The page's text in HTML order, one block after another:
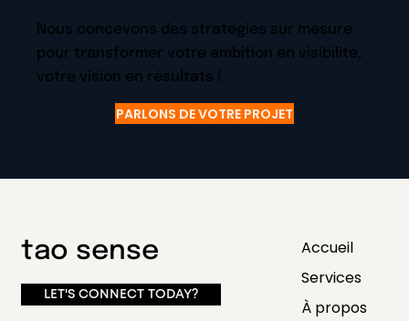
Nous concevons des stratégies sur mesure
pour transformer votre ambition en visibilité,
votre vision en résultats !
PARLONS DE VOTRE PROJET
tao sense
LET'S CONNECT TODAY?
Accueil
Services
À propos